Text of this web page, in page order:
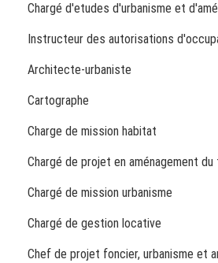
Chargé d'etudes d'urbanisme et
Instructeur des autorisations
Architecte-urbaniste
Cartographe
Charge de mission habitat
Chargé de projet en aménagement
Chargé de mission urbanisme
Chargé de gestion locative
Chef de projet foncier, urbanisme et